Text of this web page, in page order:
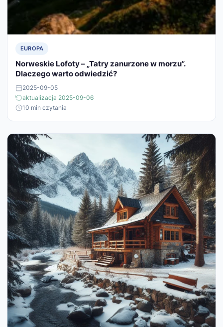
EUROPA
Norweskie Lofoty – „Tatry zanurzone w morzu”.
Dlaczego warto odwiedzić?
2025-09-05
aktualizacja 2025-09-06
10 min czytania